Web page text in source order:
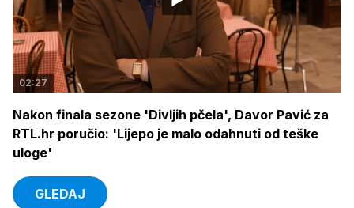
02:27
Nakon finala sezone 'Divljih pčela', Davor Pavić za
RTL.hr poručio: 'Lijepo je malo odahnuti od teške
uloge'
GLEDAJ